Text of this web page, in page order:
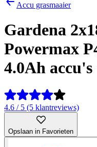
Accu grasmaaier
Gardena
Powermax
4.0Ah
4.6 / 5 (5 klantreviews)
Opslaan in Favorieten